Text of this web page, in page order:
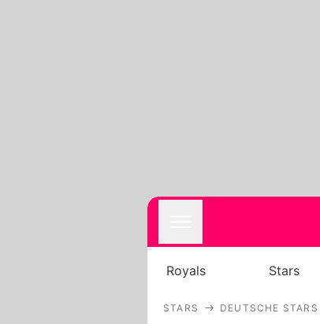
Royals Stars
STARS DEUTSCHE STARS